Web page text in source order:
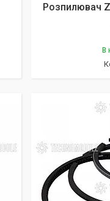
Розпилювач
В